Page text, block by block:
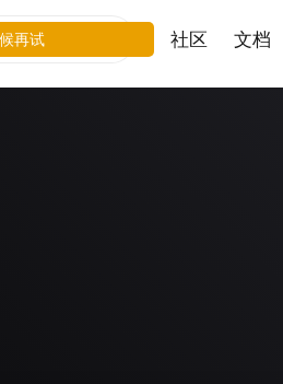
社区 文档
再试